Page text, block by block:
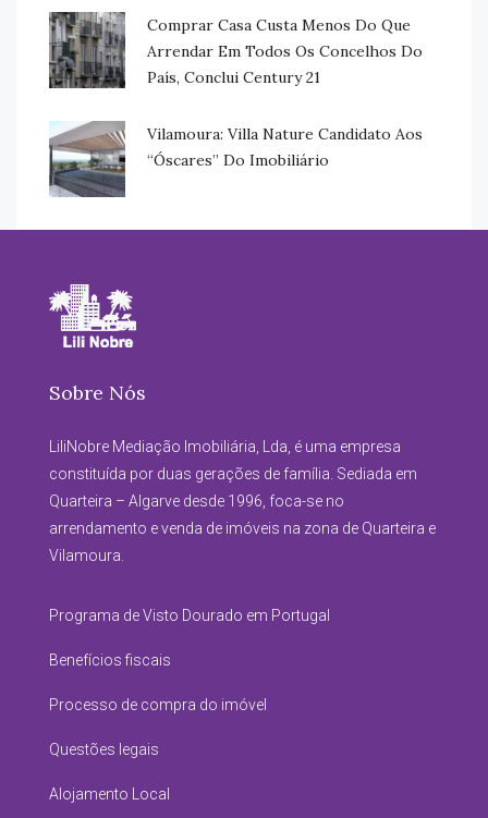
Comprar Casa Custa Menos Do Que
Arrendar Em Todos Os Concelhos Do
País, Conclui Century 21
Vilamoura: Villa Nature Candidato Aos
“Óscares” Do Imobiliário
Sobre Nós
LiliNobre Mediação Imobiliária, Lda, é uma empresa
constituída por duas gerações de família. Sediada em
Quarteira – Algarve desde 1996, foca-se no
arrendamento e venda de imóveis na zona de Quarteira e
Vilamoura.
Programa de Visto Dourado em Portugal
Benefícios fiscais
Processo de compra do imóvel
Questões legais
Alojamento Local